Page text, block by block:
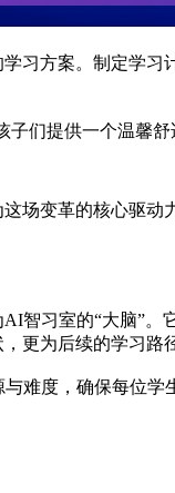
习方案。制定学
们提供一个温馨舒
场变革的核心驱动
智习室的“大脑”
更为后续的学习路
与难度，确保每位学